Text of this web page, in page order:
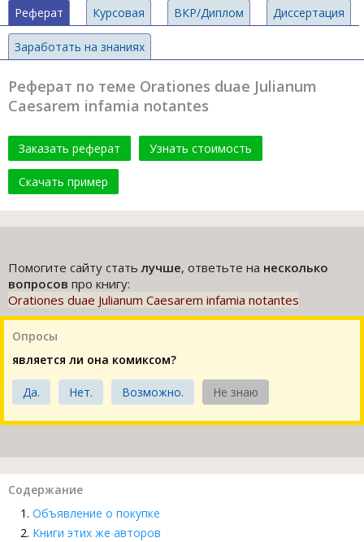
Реферат Курсовая ВКР/Диплом Диссертация
Заработать на знаниях
Реферат по теме Orationes duae Julianum
Caesarem infamia notantes
Заказать реферат Узнать стоимость
Скачать пример
Помогите сайту статьлучше, ответьте на несколько
вопросов про книгу:
Orationes duae Julianum Caesarem infamia notantes
Опросы
является ли она комиксом?
Да. Нет. Возможно. Не знаю
Содержание
Объявление о покупке
Книги этих же авторов